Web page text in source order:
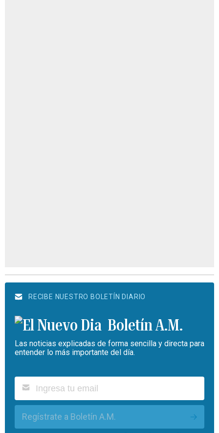
RECIBE NUESTRO BOLETÍN DIARIO
Boletín A.M.
Las noticias explicadas de forma sencilla y directa para
entender lo más importante del día.
Regístrate a Boletín A.M.